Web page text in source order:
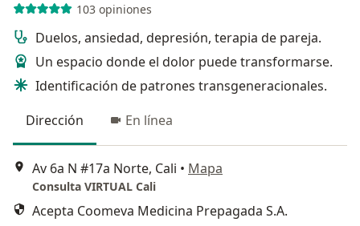
103 opiniones
Duelos, ansiedad, depresión, terapia de pareja.
Un espacio donde el dolor puede transformarse.
Identificación de patrones transgeneracionales.
Dirección
En línea
Av 6a N #17a Norte, Cali • Mapa
Consulta VIRTUAL Cali
Acepta Coomeva Medicina Prepagada S.A.